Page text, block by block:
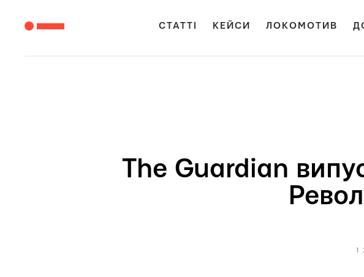
СТАТТІ КЕЙСИ ЛОКОМОТИВ
The Guardian